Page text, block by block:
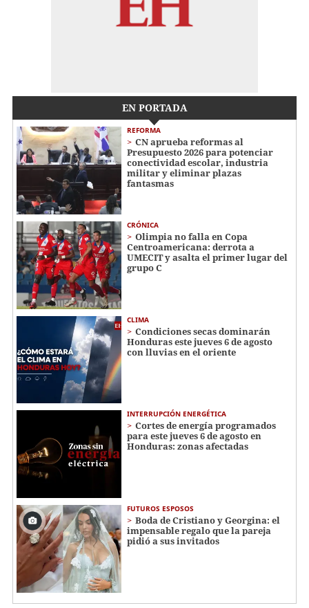
EN PORTADA
REFORMA
CN aprueba reformas al
Presupuesto 2026 para potenciar
conectividad escolar, industria
militar y eliminar plazas
fantasmas
CRÓNICA
Olimpia no falla en Copa
Centroamericana: derrota a
UMECIT y asalta el primer lugar del
grupo C
CLIMA
Condiciones secas dominarán
Honduras este jueves 6 de agosto
con lluvias en el oriente
INTERRUPCIÓN ENERGÉTICA
Cortes de energía programados
para este jueves 6 de agosto en
Honduras: zonas afectadas
FUTUROS ESPOSOS
Boda de Cristiano y Georgina: el
impensable regalo que la pareja
pidió a sus invitados